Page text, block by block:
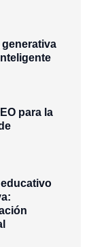
generativa
para la